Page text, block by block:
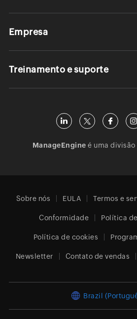
Empresa
Treinamento e suporte
ManageEngine é uma divisão
Sobre nós EULA Termos e
Conformidade Política
Política de cookies
Newsletter Contato de vendas
Brazil